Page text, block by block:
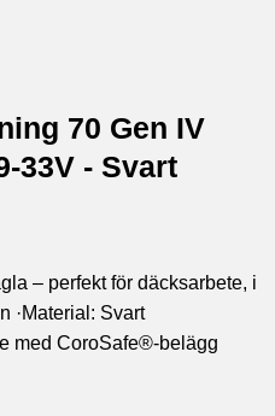
70 Gen IV
33V - Svart
– perfekt för däcksarbete, i
·Material: Svart
med CoroSafe®-belägg